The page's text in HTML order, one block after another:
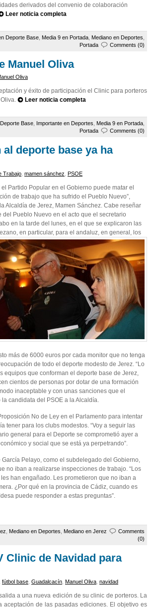
derivados del convenio de colaboración
Leer noticia completa
Deporte Base Media 9 en Portada Mediano en Deportes
Portada
Comments (0)
Manuel Oliva
Oliva
y éxito de participación el Clinic para porteros
Leer noticia completa
Base Importante en Deportes Media 9 en Portada
Portada
Comments (0)
deporte base ya ha
Trabajo mamen sánchez PSOE
Partido Popular en el Gobierno puede matar el
de trabajo que ha sufrido el Pueblo Nuevo”,
Alcaldía de Jerez, Mamen Sánchez. Cabe reseñar
Pueblo Nuevo en el acto que el secretario
en la tarde del lunes, en el que se explicaron las
en particular, para el andaluz, en general, los
más de 6000 euros por cada monitor que no tenga
de todo el deporte modesto de Jerez. “Lo
equipos que conforman el deporte base de Jerez,
cientos de personas por dotar de una formación
inaceptable y con unas sanciones que el
candidata del PSOE a la Alcaldía.
No de Ley en el Parlamento para intentar
tener para los clubs modestos. “Voy a seguir las
general para el Deporte se comprometió ayer a
y social que se está ya perpetrando”.
Pelayo, como el subdelegado del Gobierno,
no iban a realizarse inspecciones de trabajo. “Los
han engañado. Les prometieron que no iban a
¿Por qué en la provincia de Cádiz, cuando es
puede responder a estas preguntas”.
Mediano en Deportes Mediano en Jerez
Comments
(0)
Clinic de Navidad para
fútbol base Guadalcacín Manuel Oliva navidad
a una nueva edición de su clinic de porteros. La
de las pasadas ediciones. El objetivo es